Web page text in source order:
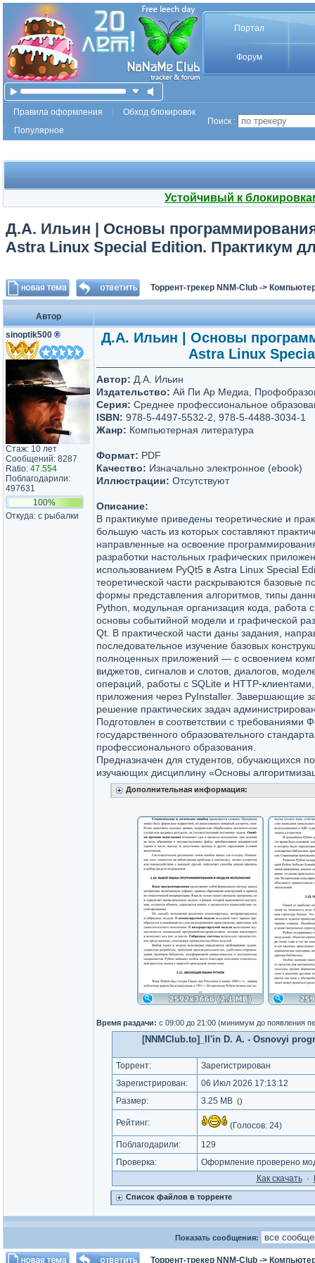
Портал
Форум
Правила оформления
Обход блокировок
Популярное
Поиск :
Устойчивый к
Д.А. Ильин | Основы
Astra Linux Special Edition. Практикум
Торрент-трекер NNM-Club ->
Автор
sinoptik500 ®
Стаж: 10 лет
Сообщений: 8287
Ratio: 47.554
Поблагодарили:
497631
100%
Откуда: с рыбалки
Д.А. Ильин | Основы
Astra Linux
Автор: Д.А. Ильин
Издательство: Ай Пи Ар Медиа,
Серия: Среднее профессиональное
ISBN: 978-5-4497-5532-2, 978-5-4488-3034-1
Жанр: Компьютерная литература
Формат: PDF
Качество: Изначально электронное (ebook)
Иллюстрации: Отсутствуют
Описание:
В практикуме приведены теоретические и
большую часть из которых составляют
направленные на освоение
разработки настольных графических
использованием PyQt5 в Astra Linux Special
теоретической части раскрываются базовые
формы представления алгоритмов, типы
Python, модульная организация кода, работа
основы событийной модели и графической
Qt. В практической части даны задания,
последовательное изучение базовых
полноценных приложений — с освоением
виджетов, сигналов и слотов, диалогов,
операций, работы с SQLite и HTTP‑клиентами,
приложения через PyInstaller. Завершающие
решение практических задач
Подготовлен в соответствии с требованиями
государственного образовательного
профессионального образования.
Предназначен для студентов, обучающихся
изучающих дисциплину «Основы
Дополнительная информация:
Время раздачи: с 09:00 до 21:00 (минимум до появления
[NNMClub.to]_Il'in D. A. - Osnovyi
Торрент:
Зарегистрирован
Зарегистрирован:
06 Июл 2026 17:13:12
Размер:
3.25 MB ()
Рейтинг: (Голосов: 24)
Поблагодарили:
129
Проверка:
Оформление проверено
Как cкачать·
Список файлов в торренте
Показать сообщения:
Торрент-трекер NNM-Club ->